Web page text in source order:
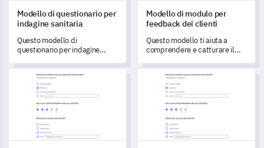
Modello di questionario per
indagine sanitaria
Questo modello di
questionario per indagine
ottenere informazioni preziose
e raccogliere dati sulle
esperienze e la soddisfazione
dei pazienti.
Modello di modulo per
feedback dei clienti
Questo modello ti aiuta a
comprendere e catturare il
efficace.
Modello di Feedback sulla Partecipazione dei Partecipanti
Modello di richiesta di